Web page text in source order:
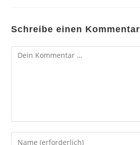
Schreibe einen Kommentar
Kommentar
Gib